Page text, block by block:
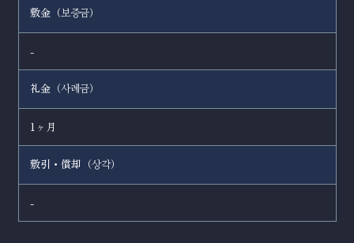
敷金（보증금）
-
礼金（사례금）
1ヶ月
敷引・償却（상각）
-